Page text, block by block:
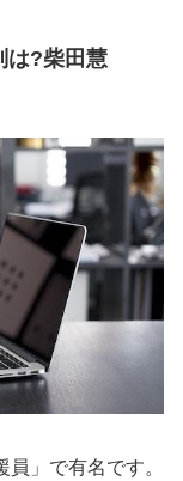
は?柴田慧
」で有名です。